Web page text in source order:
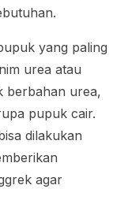
yang paling
urea atau
berbahan urea,
pupuk cair.
dilakukan
agar